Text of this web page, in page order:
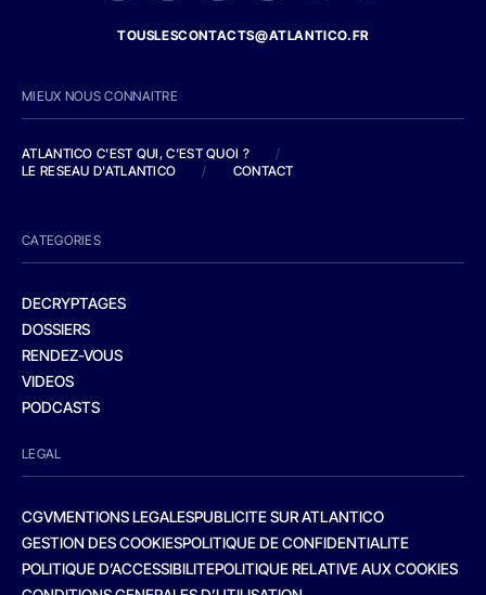
TOUSLESCONTACTS@ATLANTICO.FR
MIEUX NOUS CONNAITRE
ATLANTICO C'EST QUI, C'EST QUOI ?
/
LE RESEAU D'ATLANTICO
/ CONTACT
CATEGORIES
DECRYPTAGES
DOSSIERS
RENDEZ-VOUS
VIDEOS
PODCASTS
LEGAL
CGVMENTIONS LEGALESPUBLICITE SUR ATLANTICO
GESTION DES COOKIESPOLITIQUE DE CONFIDENTIALITE
POLITIQUE D’ACCESSIBILITEPOLITIQUE RELATIVE AUX COOKIES